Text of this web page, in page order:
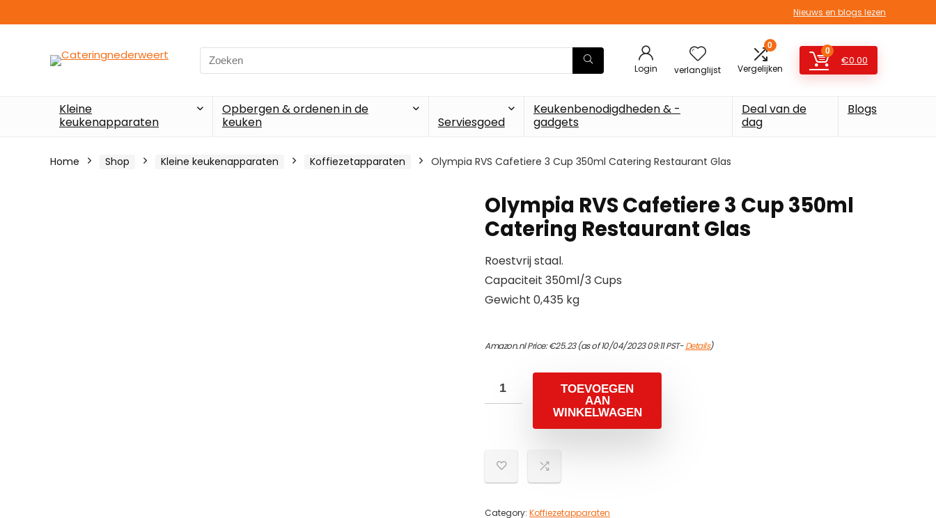
Nieuws en blogs lezen
Search
for:
Login verlanglijst
0
Vergelijken
0
€0.00
Kleine
keukenapparaten
Opbergen & ordenen in de
keuken
Serviesgoed
Keukenbenodigdheden & -
gadgets
Deal van de
dag
Blogs
Home Shop Kleine keukenapparaten Koffiezetapparaten Olympia RVS Cafetiere 3 Cup 350ml Catering Restaurant Glas
Olympia RVS Cafetiere 3 Cup 350ml
Catering Restaurant Glas
Roestvrij staal.
Capaciteit 350ml/3 Cups
Gewicht 0,435 kg
Amazon.nl Price:€25.23(as of 10/04/2023 09:11 PST-Details)
TOEVOEGEN
AAN
WINKELWAGEN
Category: Koffiezetapparaten